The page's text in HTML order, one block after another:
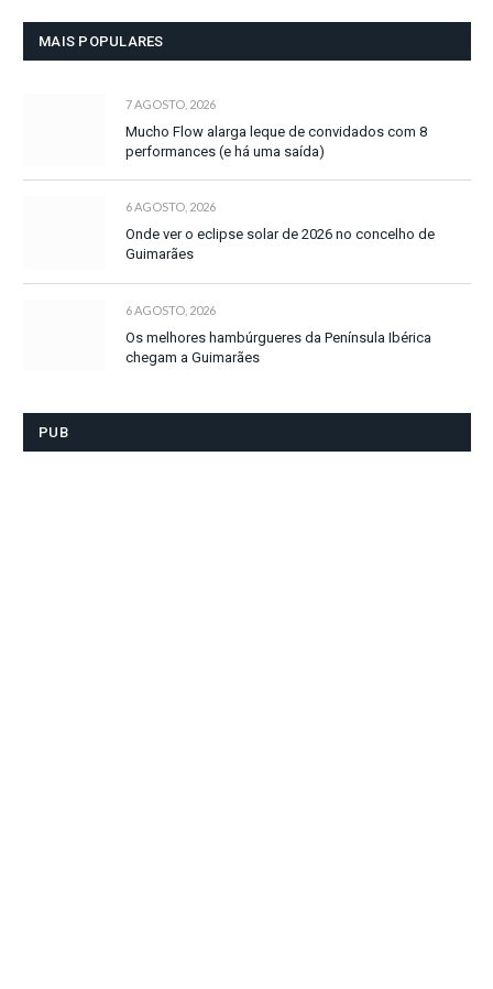
MAIS POPULARES
7 AGOSTO, 2026
Mucho Flow alarga leque de convidados com 8
performances (e há uma saída)
6 AGOSTO, 2026
Onde ver o eclipse solar de 2026 no concelho de
Guimarães
6 AGOSTO, 2026
Os melhores hambúrgueres da Península Ibérica
chegam a Guimarães
PUB